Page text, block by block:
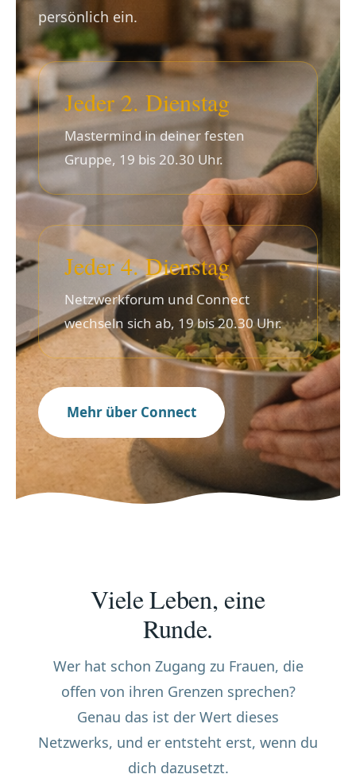
persönlich ein.
Jeder 2. Dienstag
Mastermind in deiner festen
Gruppe, 19 bis 20.30 Uhr.
Jeder 4. Dienstag
Netzwerkforum und Connect
wechseln sich ab, 19 bis 20.30 Uhr.
Mehr über Connect
Viele Leben, eine
Runde.
Wer hat schon Zugang zu Frauen, die
offen von ihren Grenzen sprechen?
Genau das ist der Wert dieses
Netzwerks, und er entsteht erst, wenn du
dich dazusetzt.